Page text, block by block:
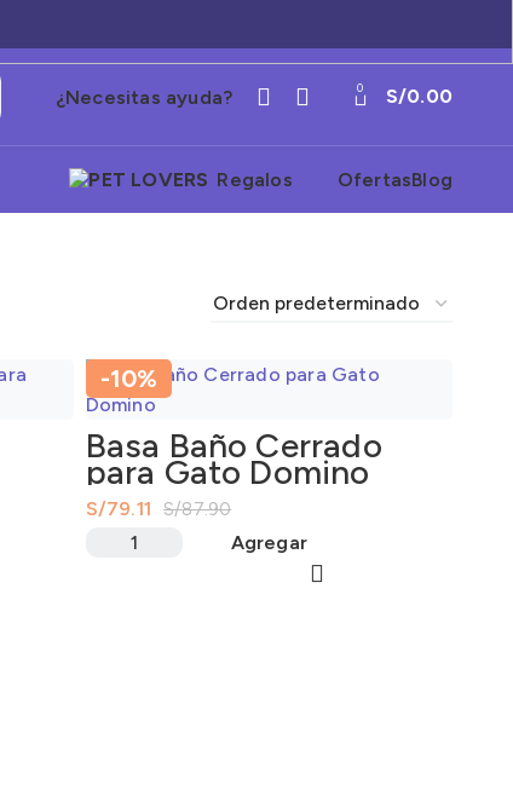
¿Necesitas ayuda? 0 S/0.00
Regalos OfertasBlog
-10%
Basa Baño Cerrado
para Gato Domino
S/87.90
S/79.11
Agregar